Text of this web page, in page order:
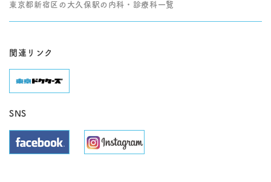
東京都新宿区の大久保駅の内科・診療科一覧
関連リンク
SNS